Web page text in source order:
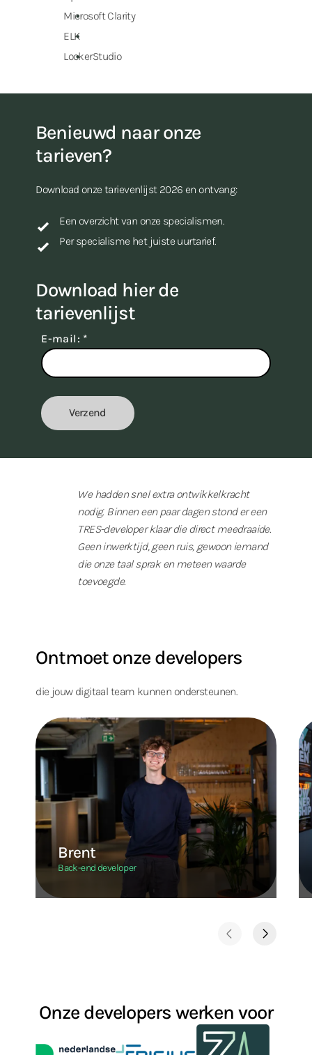
Microsoft Clarity
ELK
LookerStudio
Benieuwd naar onze
tarieven?
Download onze tarievenlijst 2026 en ontvang:
Een overzicht van onze specialismen.
Per specialisme het juiste uurtarief.
Download hier de
tarievenlijst
E-mail: *
We hadden snel extra ontwikkelkracht
nodig. Binnen een paar dagen stond er een
TRES-developer klaar die direct meedraaide.
Geen inwerktijd, geen ruis, gewoon iemand
die onze taal sprak en meteen waarde
toevoegde.
Ontmoet onze developers
die jouw digitaal team kunnen ondersteunen.
Brent
Back-end developer
Onze developers werken voor